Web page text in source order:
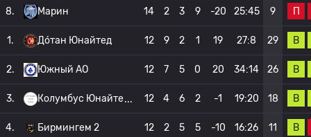
8. Марин 14 2 3 9 -20 25:45 9 П
1. До́тан Юнайтед 12 9 2 1 19 27:8 29 В
2. Южный АО 12 7 5 0 20 34:14 26 В
3. Колумбус Юнайте 12 4 6 2 -1 19:20 18 В
4. Бирмингем 2 12 2 5 5 -10 16:26 11 В